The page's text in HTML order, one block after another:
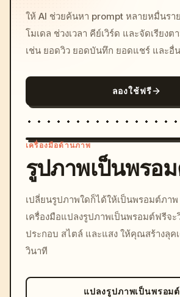
ให้ AI ช่วยค้นหา prompt หลายหมื่นรา
โมเดล ช่วงเวลา คีย์เวิร์ด และจัดเรียง
เช่น ยอดวิว ยอดบันทึก ยอดแชร์ และอื่
ลองใช้ฟรี
c,
colors,
เครื่องมือด้านภาพ
รูปภาพเป็นพรอ
เปลี่ยนรูปภาพใดก็ได้ให้เป็นพรอมต์ภา
เครื่องมือแปลงรูปภาพเป็นพรอมต์ฟรีจะ
ประกอบ สไตล์ และแสง ให้คุณสร้างลุค
วินาที
แปลงรูปภาพเป็นพรอมต์